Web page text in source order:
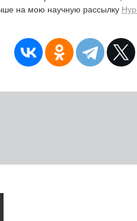
на мою научную рассылку